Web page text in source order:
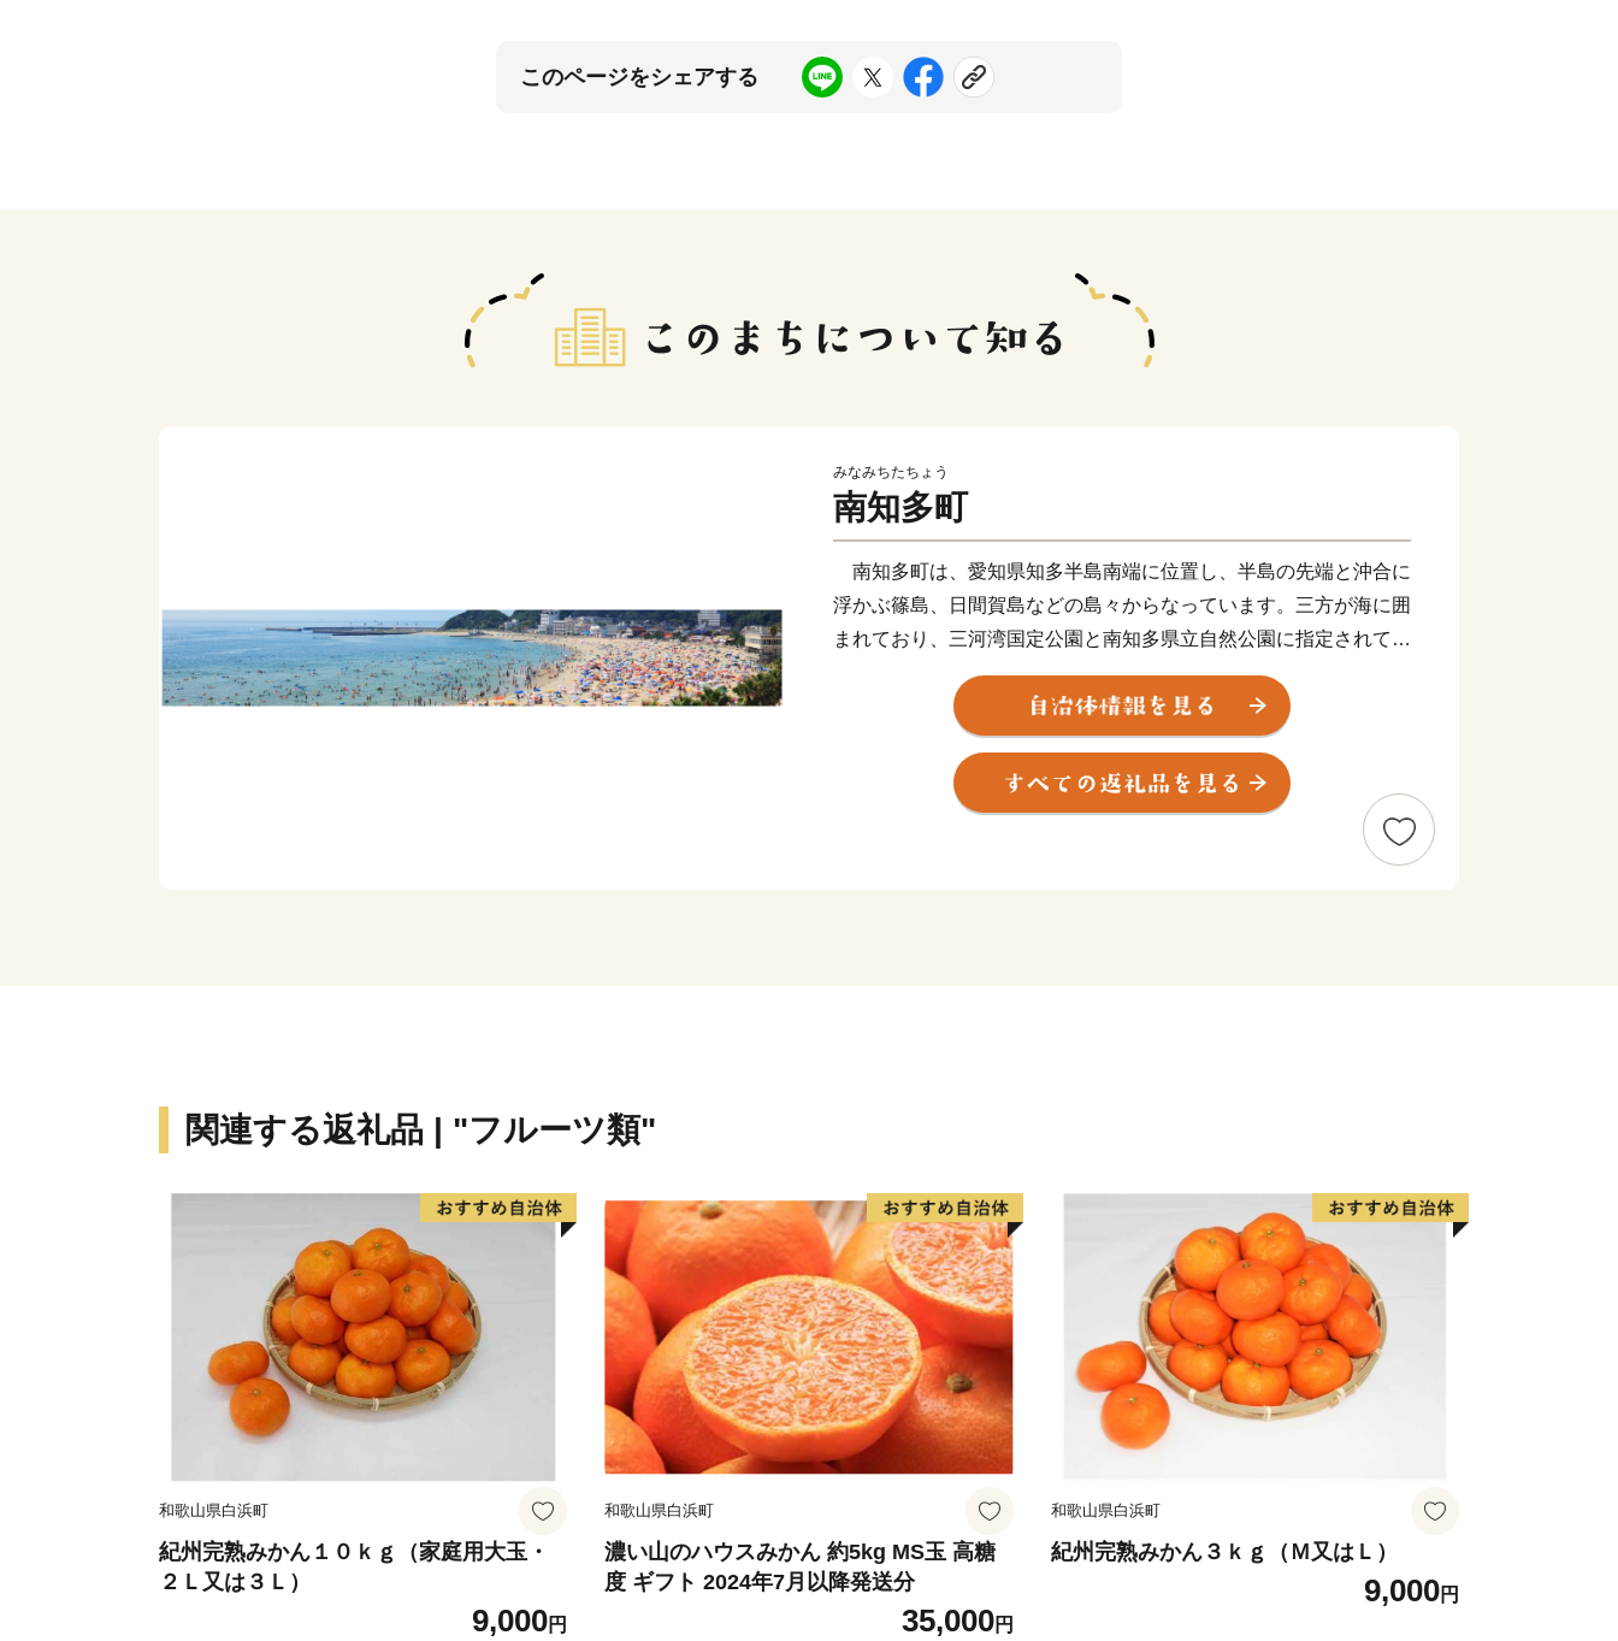
このページをシェアする
みなみちたちょう
南知多町
南知多町は、愛知県知多半島南端に位置し、半島の先端と沖合に
浮かぶ篠島、日間賀島などの島々からなっています。三方が海に囲
まれており、三河湾国定公園と南知多県立自然公園に指定されてい
る自然豊かな町です。
その地域特性から県下随一の漁獲量を誇る漁港の町として知名度
が高く、春にはメバル、夏はマアナゴやマダコ、秋にはシラス、冬
にはトラフグなど四季折々の魚介類が水揚げされます。
また、日本の渚100選にも選ばれた千鳥ヶ浜がある内海海水浴場
をはじめ、町内には5つの海水浴場があり、夏には海水浴客が多く
温かいご支援をお待ちしております。5千円以上寄附をしていただ
いた方には、まちのPRも兼ねて町の特産品等をお送りさせていた
だきます。
【ご注意】
※特典の送付は、南知多町外にお住まいの方に限らせていただきま
す。
※特典を受け取ることによる経済的利益については、一時所得に該
当します。
※特典は複数選択いただけます。（1度の申込で最大32品まで）
※特典のお届けには1～2ヶ月程度かかることがあります。
※寄附につきまして、年度内の回数制限は設けておりません。
※特典の写真はイメージです。
関連する返礼品 | "フルーツ類"
和歌山県白浜町
紀州完熟みかん１０ｋｇ（家庭用大玉・
２Ｌ又は３Ｌ）
9,000円
和歌山県白浜町
濃い山のハウスみかん 約5kg MS玉 高糖
度 ギフト 2024年7月以降発送分
35,000円
和歌山県白浜町
紀州完熟みかん３ｋｇ（Ｍ又はＬ）
9,000円